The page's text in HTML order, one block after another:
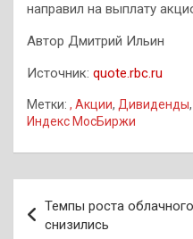
направил на выплату
Автор Дмитрий Ильин
Источник: quote.rbc.ru
Метки: , Акции, Дивиденды,
Индекс МосБиржи
по
Темпы роста
снизились